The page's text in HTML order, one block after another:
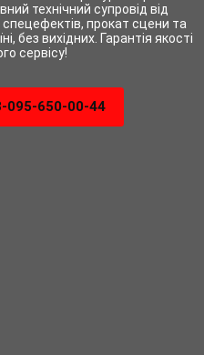
технічний супровід від
спецефектів, прокат сцени та
без вихідних. Гарантія якості
сервісу!
650-00-44